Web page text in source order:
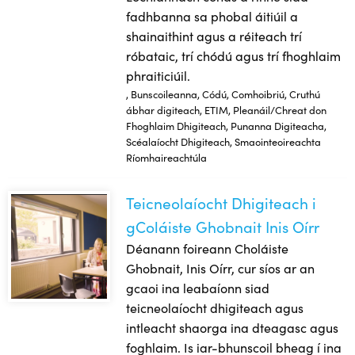
fadhbanna sa phobal áitiúil a
shainaithint agus a réiteach trí
róbataic, trí chódú agus trí fhoghlaim
phraiticiúil.
, Bunscoileanna, Códú, Comhoibriú, Cruthú
ábhar digiteach, ETIM, Pleanáil/Chreat don
Fhoghlaim Dhigiteach, Punanna Digiteacha,
Scéalaíocht Dhigiteach, Smaointeoireachta
Ríomhaireachtúla
Teicneolaíocht Dhigiteach i gColáiste Ghobnait Inis Oírr
Teicneolaíocht Dhigiteach i
gColáiste Ghobnait Inis Oírr
Déanann foireann Choláiste
Ghobnait, Inis Oírr, cur síos ar an
gcaoi ina leabaíonn siad
teicneolaíocht dhigiteach agus
intleacht shaorga ina dteagasc agus
foghlaim. Is iar-bhunscoil bheag í ina